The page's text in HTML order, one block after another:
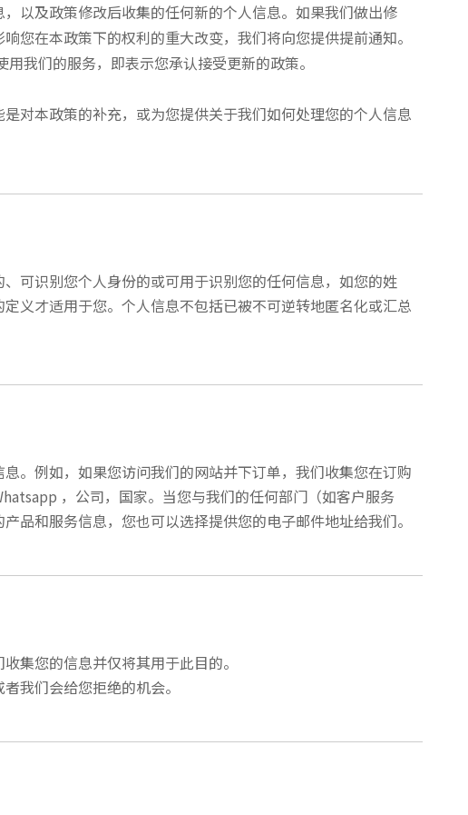
以及政策修改后收集的任何新的个人信息。如果我们做出修
您在本政策下的权利的重大改变，我们将向您提供提前通知。
我们的服务，即表示您承认接受更新的政策。
对本政策的补充，或为您提供关于我们如何处理您的个人信息
可识别您个人身份的或可用于识别您的任何信息，如您的姓
义才适用于您。个人信息不包括已被不可逆转地匿名化或汇总
。例如，如果您访问我们的网站并下订单，我们收集您在订购
，公司，国家。当您与我们的任何部门（如客户服务
品和服务信息，您也可以选择提供您的电子邮件地址给我们。
集您的信息并仅将其用于此目的。
我们会给您拒绝的机会。